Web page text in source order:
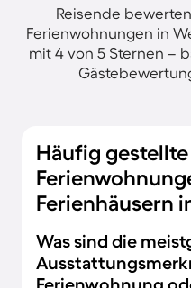
Reisende
Ferienwohnungen in
mit 4 von 5 Sternen –
Häufig gestellte
Ferienhäusern
Was sind die